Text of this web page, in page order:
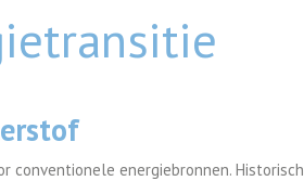
energiebronnen. Historisch